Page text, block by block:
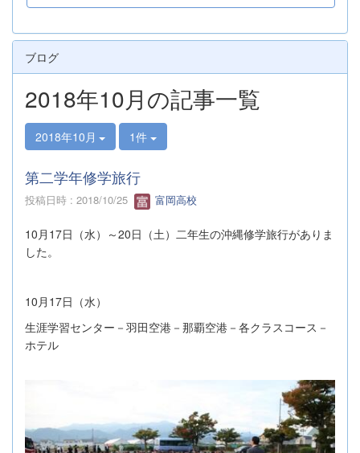
ブログ
2018年10月の記事一覧
2018年10月 1件
第二学年修学旅行
投稿日時 : 2018/10/25 富岡高校
10 月 17 日（水）～ 20 日（土）二年生の沖縄修学旅行がありま
した。
10 月 17 日（水）
生涯学習センター－羽田空港－那覇空港－各クラスコース－
ホテル